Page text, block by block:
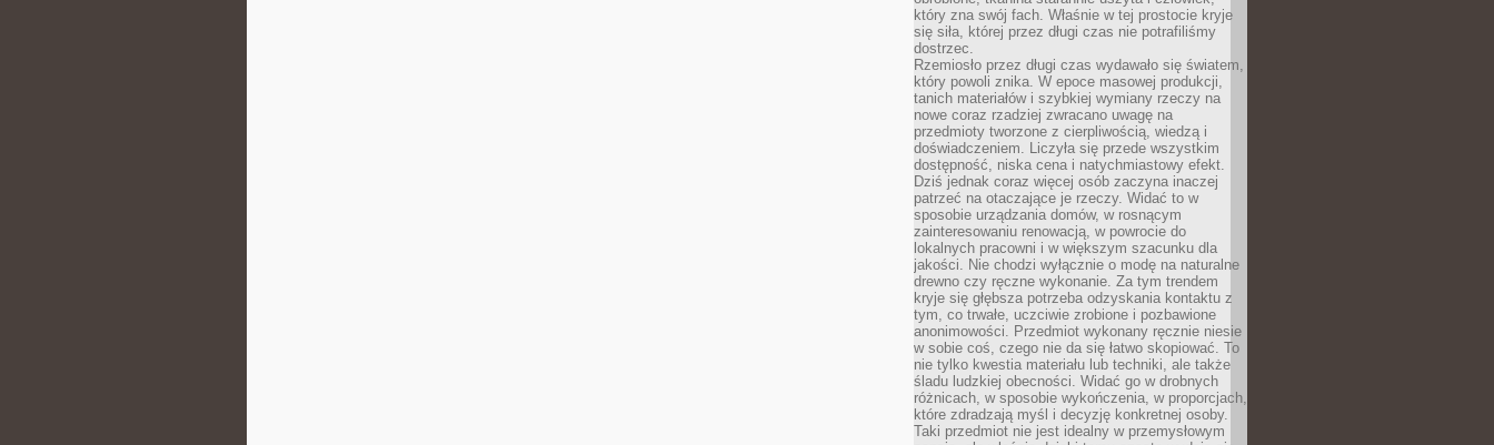
który zna swój fach. Właśnie w tej prostocie kryje
się siła, której przez długi czas nie potrafiliśmy
dostrzec.
Rzemiosło przez długi czas wydawało się światem,
który powoli znika. W epoce masowej produkcji,
tanich materiałów i szybkiej wymiany rzeczy na
nowe coraz rzadziej zwracano uwagę na
przedmioty tworzone z cierpliwością, wiedzą i
doświadczeniem. Liczyła się przede wszystkim
dostępność, niska cena i natychmiastowy efekt.
Dziś jednak coraz więcej osób zaczyna inaczej
patrzeć na otaczające je rzeczy. Widać to w
sposobie urządzania domów, w rosnącym
zainteresowaniu renowacją, w powrocie do
lokalnych pracowni i w większym szacunku dla
jakości. Nie chodzi wyłącznie o modę na naturalne
drewno czy ręczne wykonanie. Za tym trendem
kryje się głębsza potrzeba odzyskania kontaktu z
tym, co trwałe, uczciwie zrobione i pozbawione
anonimowości. Przedmiot wykonany ręcznie niesie
w sobie coś, czego nie da się łatwo skopiować. To
nie tylko kwestia materiału lub techniki, ale także
śladu ludzkiej obecności. Widać go w drobnych
różnicach, w sposobie wykończenia, w proporcjach,
które zdradzają myśl i decyzję konkretnej osoby.
Taki przedmiot nie jest idealny w przemysłowym